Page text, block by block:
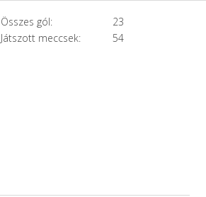
Összes gól:
23
Játszott meccsek:
54